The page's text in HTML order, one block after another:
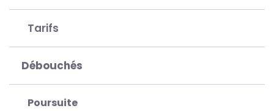
Tarifs
Débouchés
Poursuite